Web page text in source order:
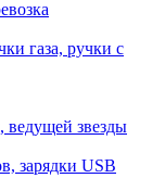
газа, ручки с
ведущей звезды
зарядки USB